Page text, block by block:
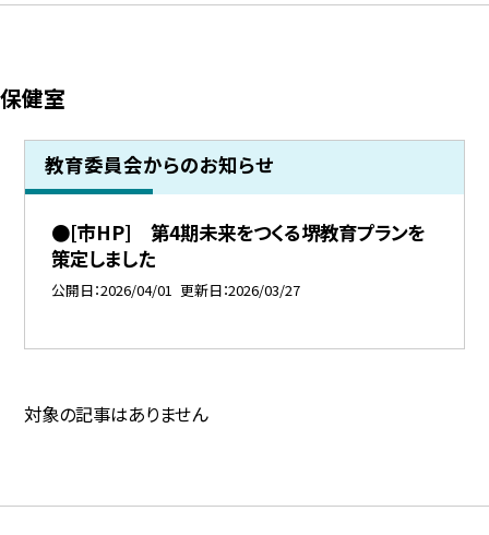
保健室
教育委員会からのお知らせ
●[市HP] 第4期未来をつくる堺教育プランを
策定しました
公開日 2026/04/01 更新日 2026/03/27
対象の記事はありません